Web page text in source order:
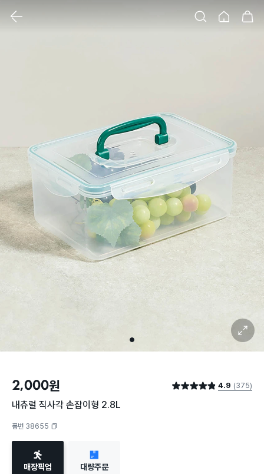
1
확대 보기
2,000원 별점 4.9점 4.9 (375)
내츄럴 직사각 손잡이형 2.8L
품번 38655
매장픽업 대량주문